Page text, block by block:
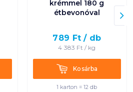
krémmel 180 g
étbevonóval
789 Ft / db
4 383 Ft / kg
KosárbaKosárba
1 karton = 12 db